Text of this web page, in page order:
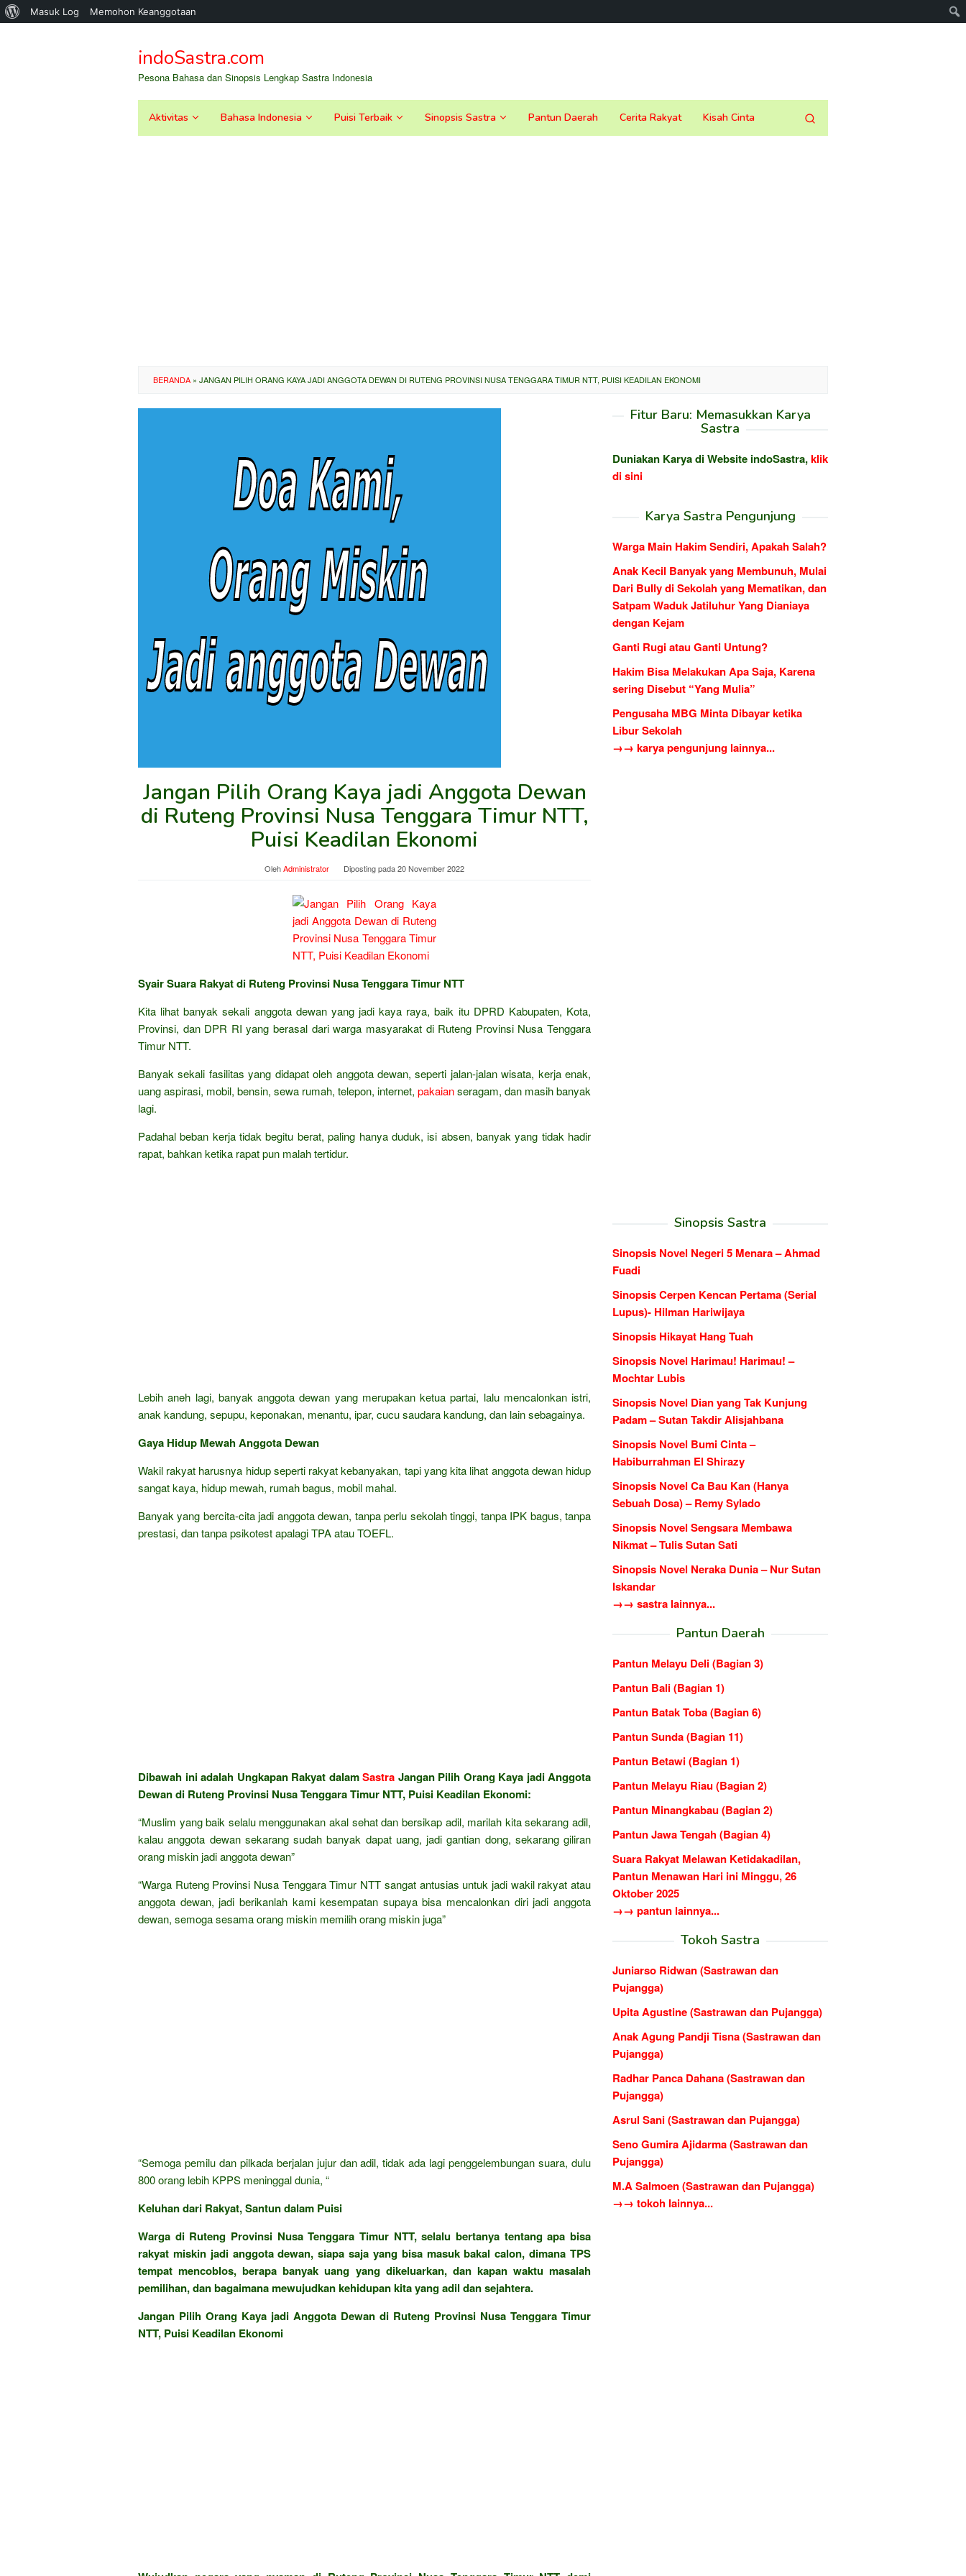
Tentang
Masuk Log Memohon Keanggotaan
kontenindoSastra.com
Pesona Bahasa dan Sinopsis Lengkap Sastra Indonesia
Aktivitas Bahasa Indonesia Puisi Terbaik Sinopsis Sastra Pantun Daerah Cerita Rakyat Kisah Cinta
BERANDA » JANGAN PILIH ORANG KAYA JADI ANGGOTA DEWAN DI RUTENG PROVINSI NUSA TENGGARA TIMUR NTT, PUISI KEADILAN EKONOMI
Jangan Pilih Orang Kaya jadi Anggota Dewan
di Ruteng Provinsi Nusa Tenggara Timur NTT,
Puisi Keadilan Ekonomi
OlehAdministrator Diposting pada20 November 2022
Syair Suara Rakyat di Ruteng Provinsi Nusa Tenggara Timur NTT
Kita lihat banyak sekali anggota dewan yang jadi kaya raya, baik itu DPRD Kabupaten, Kota,
Provinsi, dan DPR RI yang berasal dari warga masyarakat di Ruteng Provinsi Nusa Tenggara
Timur NTT.
Banyak sekali fasilitas yang didapat oleh anggota dewan, seperti jalan-jalan wisata, kerja enak,
uang aspirasi, mobil, bensin, sewa rumah, telepon, internet, pakaianseragam, dan masih banyak
lagi.
Padahal beban kerja tidak begitu berat, paling hanya duduk, isi absen, banyak yang tidak hadir
rapat, bahkan ketika rapat pun malah tertidur.
Lebih aneh lagi, banyak anggota dewan yang merupakan ketua partai, lalu mencalonkan istri,
anak kandung, sepupu, keponakan, menantu, ipar, cucu saudara kandung, dan lain sebagainya.
Gaya Hidup Mewah Anggota Dewan
Wakil rakyat harusnya hidup seperti rakyat kebanyakan, tapi yang kita lihat anggota dewan hidup
sangat kaya, hidup mewah, rumah bagus, mobil mahal.
Banyak yang bercita-cita jadi anggota dewan, tanpa perlu sekolah tinggi, tanpa IPK bagus, tanpa
prestasi, dan tanpa psikotest apalagi TPA atau TOEFL.
Dibawah ini adalah Ungkapan Rakyat dalamSastra Jangan Pilih Orang Kaya jadi Anggota
Dewan di Ruteng Provinsi Nusa Tenggara Timur NTT, Puisi Keadilan Ekonomi:
“Muslim yang baik selalu menggunakan akal sehat dan bersikap adil, marilah kita sekarang adil,
kalau anggota dewan sekarang sudah banyak dapat uang, jadi gantian dong, sekarang giliran
orang miskin jadi anggota dewan”
“Warga Ruteng Provinsi Nusa Tenggara Timur NTT sangat antusias untuk jadi wakil rakyat atau
anggota dewan, jadi berikanlah kami kesempatan supaya bisa mencalonkan diri jadi anggota
dewan, semoga sesama orang miskin memilih orang miskin juga”
“Semoga pemilu dan pilkada berjalan jujur dan adil, tidak ada lagi penggelembungan suara, dulu
800 orang lebih KPPS meninggal dunia, “
Keluhan dari Rakyat, Santun dalam Puisi
Warga di Ruteng Provinsi Nusa Tenggara Timur NTT, selalu bertanya tentang apa bisa
rakyat miskin jadi anggota dewan, siapa saja yang bisa masuk bakal calon, dimana TPS
tempat mencoblos, berapa banyak uang yang dikeluarkan, dan kapan waktu masalah
pemilihan, dan bagaimana mewujudkan kehidupan kita yang adil dan sejahtera.
Jangan Pilih Orang Kaya jadi Anggota Dewan di Ruteng Provinsi Nusa Tenggara Timur
NTT, Puisi Keadilan Ekonomi
Fitur Baru: Memasukkan Karya
Sastra
Duniakan Karya di Website indoSastra,klik
di sini
Karya Sastra Pengunjung
Warga Main Hakim Sendiri, Apakah Salah?
Anak Kecil Banyak yang Membunuh, Mulai
Dari Bully di Sekolah yang Mematikan, dan
Satpam Waduk Jatiluhur Yang Dianiaya
dengan Kejam
Ganti Rugi atau Ganti Untung?
Hakim Bisa Melakukan Apa Saja, Karena
sering Disebut “Yang Mulia”
Pengusaha MBG Minta Dibayar ketika
Libur Sekolah
→→ karya pengunjung lainnya...
Sinopsis Sastra
Sinopsis Novel Negeri 5 Menara – Ahmad
Fuadi
Sinopsis Cerpen Kencan Pertama (Serial
Lupus)- Hilman Hariwijaya
Sinopsis Hikayat Hang Tuah
Sinopsis Novel Harimau! Harimau! –
Mochtar Lubis
Sinopsis Novel Dian yang Tak Kunjung
Padam – Sutan Takdir Alisjahbana
Sinopsis Novel Bumi Cinta –
Habiburrahman El Shirazy
Sinopsis Novel Ca Bau Kan (Hanya
Sebuah Dosa) – Remy Sylado
Sinopsis Novel Sengsara Membawa
Nikmat – Tulis Sutan Sati
Sinopsis Novel Neraka Dunia – Nur Sutan
Iskandar
→→ sastra lainnya...
Pantun Daerah
Pantun Melayu Deli (Bagian 3)
Pantun Bali (Bagian 1)
Pantun Batak Toba (Bagian 6)
Pantun Sunda (Bagian 11)
Pantun Betawi (Bagian 1)
Pantun Melayu Riau (Bagian 2)
Pantun Minangkabau (Bagian 2)
Pantun Jawa Tengah (Bagian 4)
Suara Rakyat Melawan Ketidakadilan,
Pantun Menawan Hari ini Minggu, 26
Oktober 2025
→→ pantun lainnya...
Tokoh Sastra
Juniarso Ridwan (Sastrawan dan
Pujangga)
Upita Agustine (Sastrawan dan Pujangga)
Anak Agung Pandji Tisna (Sastrawan dan
Pujangga)
Radhar Panca Dahana (Sastrawan dan
Pujangga)
Asrul Sani (Sastrawan dan Pujangga)
Seno Gumira Ajidarma (Sastrawan dan
Pujangga)
M.A Salmoen (Sastrawan dan Pujangga)
→→ tokoh lainnya...